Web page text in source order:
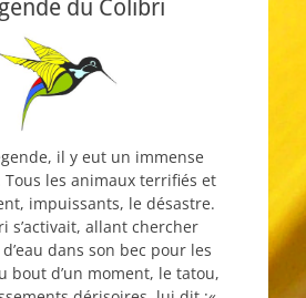
du Colibri
il y eut un immense
les animaux terrifiés et
impuissants, le désastre.
s’activait, allant chercher
dans son bec pour les
bout d’un moment, le tatou,